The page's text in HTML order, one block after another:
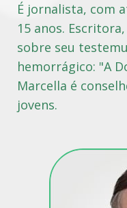
É jornalista, com
15 anos.
sobre seu
hemorrágico: "A
Marcella é
jovens.